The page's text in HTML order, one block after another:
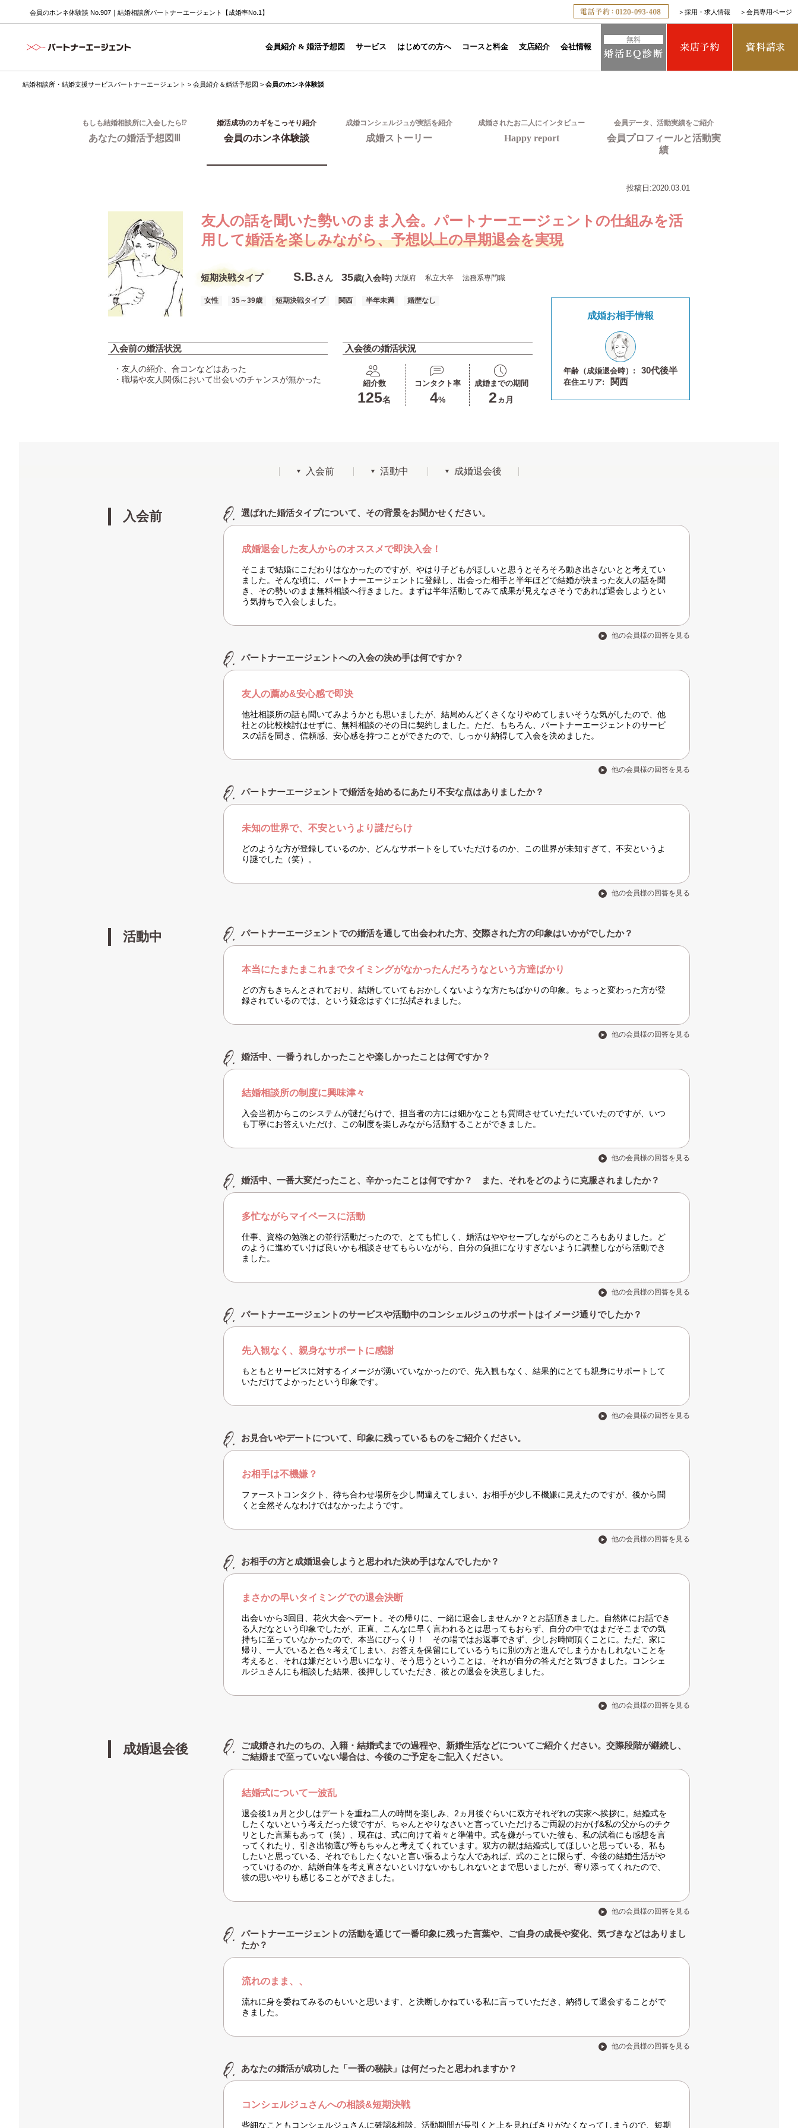
会員のホンネ体験談 No.907｜結婚相談所パートナーエージェント【成婚率No.1】 ＞ 採用・求人情報 ＞ 会員専用ページ
会員紹介 & 婚活予想図 サービス はじめての方へ コースと料金 支店紹介 会社情報
結婚相談所・結婚支援サービスパートナーエージェント > 会員紹介＆婚活予想図 > 会員のホンネ体験談
もしも結婚相談所に入会したら⁉
あなたの婚活予想図Ⅲ
婚活成功のカギをこっそり紹介
会員のホンネ体験談
成婚コンシェルジュが実話を紹介
成婚ストーリー
成婚されたお二人にインタビュー
Happy report
会員データ、活動実績をご紹介
会員プロフィールと活動実
績
投稿日:2020.03.01
友人の話を聞いた勢いのまま入会。パートナーエージェントの仕組みを活
用して婚活を楽しみながら、予想以上の早期退会を実現
短期決戦タイプ S.B.さん 35歳(入会時) 大阪府 私立大卒 法務系専門職
女性 35～39歳 短期決戦タイプ 関西 半年未満 婚歴なし
入会前の婚活状況
・友人の紹介、合コンなどはあった
・職場や友人関係において出会いのチャンスが無かった
入会後の婚活状況
紹介数
125名
コンタクト率
4%
成婚までの期間
2 ヵ月
成婚お相手情報
年齢（成婚退会時）: 30代後半
在住エリア: 関西
入会前 活動中 成婚退会後
入会前 選ばれた婚活タイプについて、その背景をお聞かせください。
成婚退会した友人からのオススメで即決入会！
そこまで結婚にこだわりはなかったのですが、やはり子どもがほしいと思うとそろそろ動き出さないとと考えてい
ました。そんな頃に、パートナーエージェントに登録し、出会った相手と半年ほどで結婚が決まった友人の話を聞
き、その勢いのまま無料相談へ行きました。まずは半年活動してみて成果が見えなさそうであれば退会しようとい
う気持ちで入会しました。
他の会員様の回答を見る
パートナーエージェントへの入会の決め手は何ですか？
友人の薦め&安心感で即決
他社相談所の話も聞いてみようかとも思いましたが、結局めんどくさくなりやめてしまいそうな気がしたので、他
社との比較検討はせずに、無料相談のその日に契約しました。ただ、もちろん、パートナーエージェントのサービ
スの話を聞き、信頼感、安心感を持つことができたので、しっかり納得して入会を決めました。
他の会員様の回答を見る
パートナーエージェントで婚活を始めるにあたり不安な点はありましたか？
未知の世界で、不安というより謎だらけ
どのような方が登録しているのか、どんなサポートをしていただけるのか、この世界が未知すぎて、不安というよ
り謎でした（笑）。
他の会員様の回答を見る
活動中 パートナーエージェントでの婚活を通して出会われた方、交際された方の印象はいかがでしたか？
本当にたまたまこれまでタイミングがなかったんだろうなという方達ばかり
どの方もきちんとされており、結婚していてもおかしくないような方たちばかりの印象。ちょっと変わった方が登
録されているのでは、という疑念はすぐに払拭されました。
他の会員様の回答を見る
婚活中、一番うれしかったことや楽しかったことは何ですか？
結婚相談所の制度に興味津々
入会当初からこのシステムが謎だらけで、担当者の方には細かなことも質問させていただいていたのですが、いつ
も丁寧にお答えいただけ、この制度を楽しみながら活動することができました。
他の会員様の回答を見る
婚活中、一番大変だったこと、辛かったことは何ですか？ また、それをどのように克服されましたか？
多忙ながらマイペースに活動
仕事、資格の勉強との並行活動だったので、とても忙しく、婚活はややセーブしながらのところもありました。ど
のように進めていけば良いかも相談させてもらいながら、自分の負担になりすぎないように調整しながら活動でき
ました。
他の会員様の回答を見る
パートナーエージェントのサービスや活動中のコンシェルジュのサポートはイメージ通りでしたか？
先入観なく、親身なサポートに感謝
もともとサービスに対するイメージが湧いていなかったので、先入観もなく、結果的にとても親身にサポートして
いただけてよかったという印象です。
他の会員様の回答を見る
お見合いやデートについて、印象に残っているものをご紹介ください。
お相手は不機嫌？
ファーストコンタクト、待ち合わせ場所を少し間違えてしまい、お相手が少し不機嫌に見えたのですが、後から聞
くと全然そんなわけではなかったようです。
他の会員様の回答を見る
お相手の方と成婚退会しようと思われた決め手はなんでしたか？
まさかの早いタイミングでの退会決断
出会いから3回目、花火大会へデート。その帰りに、一緒に退会しませんか？とお話頂きました。自然体にお話でき
る人だなという印象でしたが、正直、こんなに早く言われるとは思ってもおらず、自分の中ではまだそこまでの気
持ちに至っていなかったので、本当にびっくり！ その場ではお返事できず、少しお時間頂くことに。ただ、家に
帰り、一人でいると色々考えてしまい、お答えを保留にしているうちに別の方と進んでしまうかもしれないことを
考えると、それは嫌だという思いになり、そう思うということは、それが自分の答えだと気づきました。コンシェ
ルジュさんにも相談した結果、後押ししていただき、彼との退会を決意しました。
他の会員様の回答を見る
成婚退会後
ご成婚されたのちの、入籍・結婚式までの過程や、新婚生活などについてご紹介ください。交際段階が継続し、
ご結婚まで至っていない場合は、今後のご予定をご記入ください。
結婚式について一波乱
退会後1ヵ月と少しはデートを重ね二人の時間を楽しみ、2ヵ月後ぐらいに双方それぞれの実家へ挨拶に。結婚式を
したくないという考えだった彼ですが、ちゃんとやりなさいと言っていただけるご両親のおかげ&私の父からのチク
リとした言葉もあって（笑）、現在は、式に向けて着々と準備中。式を嫌がっていた彼も、私の試着にも感想を言
ってくれたり、引き出物選び等もちゃんと考えてくれています。双方の親は結婚式してほしいと思っている、私も
したいと思っている、それでもしたくないと言い張るような人であれば、式のことに限らず、今後の結婚生活がや
っていけるのか、結婚自体を考え直さないといけないかもしれないとまで思いましたが、寄り添ってくれたので、
彼の思いやりも感じることができました。
他の会員様の回答を見る
パートナーエージェントの活動を通じて一番印象に残った言葉や、ご自身の成長や変化、気づきなどはありまし
たか？
流れのまま、、
流れに身を委ねてみるのもいいと思います、と決断しかねている私に言っていただき、納得して退会することがで
きました。
他の会員様の回答を見る
あなたの婚活が成功した「一番の秘訣」は何だったと思われますか？
コンシェルジュさんへの相談&短期決戦
些細なこともコンシェルジュさんに確認&相談。活動期間が長引くと上を見ればきりがなくなってしまうので、短期